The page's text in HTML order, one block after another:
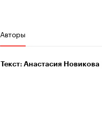
Авторы
Текст: Анастасия Новикова